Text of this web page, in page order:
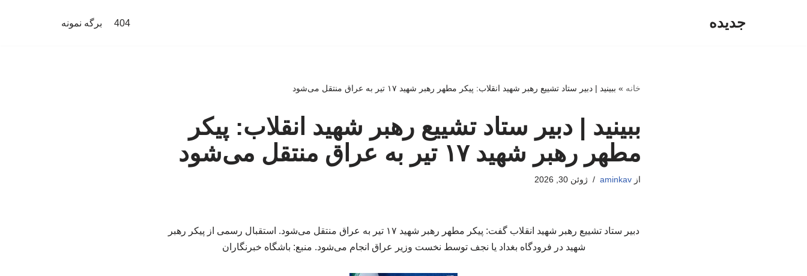
جدیده 404 برگه نمونه
خانه » ببینید | دبیر ستاد تشییع رهبر شهید انقلاب: پیکر مطهر رهبر شهید ۱۷ تیر به عراق منتقل می‌شود
ببینید | دبیر ستاد تشییع رهبر شهید انقلاب: پیکر
مطهر رهبر شهید ۱۷ تیر به عراق منتقل می‌شود
ازaminkav ژوئن 30, 2026
دبیر ستاد تشییع رهبر شهید انقلاب گفت: پیکر مطهر رهبر شهید ۱۷ تیر به عراق منتقل می‌شود. استقبال رسمی از پیکر رهبر
شهید در فرودگاه بغداد یا نجف توسط نخست وزیر عراق انجام می‌شود. منبع: باشگاه خبرنگاران